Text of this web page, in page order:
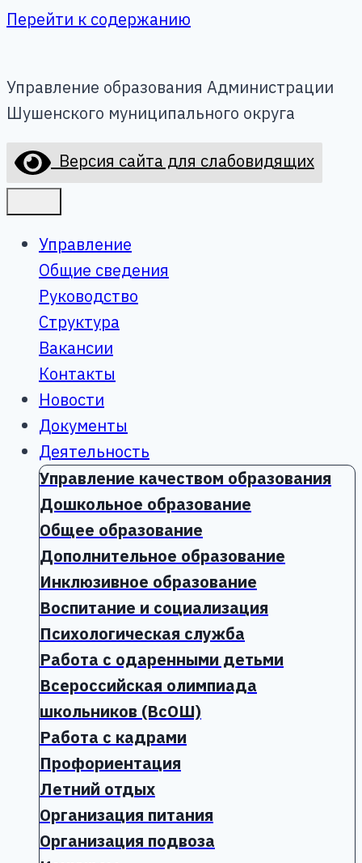
Перейти к содержанию
Управление образования Администрации
Шушенского муниципального округа
Версия сайта для слабовидящих
Управление
Общие сведения
Руководство
Структура
Вакансии
Контакты
Новости
Документы
Деятельность
Управление качеством образования
Дошкольное образование
Общее образование
Дополнительное образование
Инклюзивное образование
Воспитание и социализация
Психологическая служба
Работа с одаренными детьми
Всероссийская олимпиада
школьников (ВсОШ)
Работа с кадрами
Профориентация
Летний отдых
Организация питания
Организация подвоза